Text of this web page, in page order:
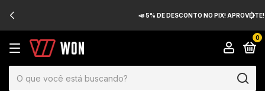
📣 5% DE DESCONTO NO PIX! APROVEITE!
0